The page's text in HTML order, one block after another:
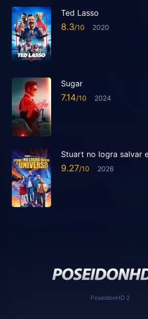
Ted Lasso
8.3 2020
Sugar
7.14 2024
Stuart no logra salvar
9.27 2026
PoseidonHD 2